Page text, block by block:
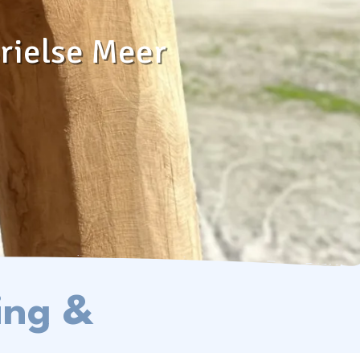
Folgen Sie uns auf den
sozialen Medien
Meer
&